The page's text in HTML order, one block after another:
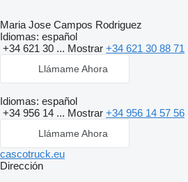
Maria Jose Campos Rodriguez
Idiomas: español
+34 621 30 ... Mostrar +34 621 30 88 71
Llámame Ahora
Idiomas: español
+34 956 14 ... Mostrar +34 956 14 57 56
Llámame Ahora
cascotruck.eu
Dirección